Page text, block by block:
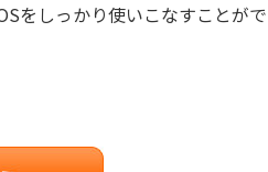
をしっかり使いこなすことが